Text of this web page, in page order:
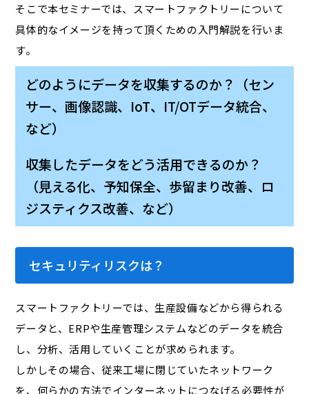
そこで本セミナーでは、スマートファクトリーについて
具体的なイメージを持って頂くための入門解説を行いま
す。
どのようにデータを収集するのか？（セン
サー、画像認識、IoT、IT/OTデータ統合、
など）
収集したデータをどう活用できるのか？
（見える化、予知保全、歩留まり改善、ロ
ジスティクス改善、など）
セキュリティリスクは？
スマートファクトリーでは、生産設備などから得られる
データと、ERPや生産管理システムなどのデータを統合
し、分析、活用していくことが求められます。
しかしその場合、従来工場に閉じていたネットワーク
を、何らかの方法でインターネットにつなげる必要性が